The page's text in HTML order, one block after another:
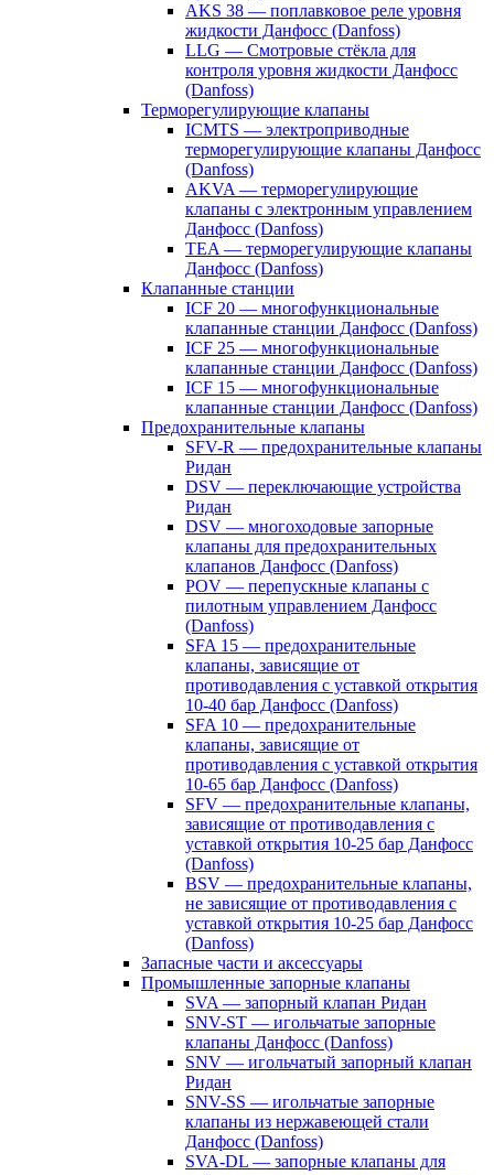
AKS 38 — поплавковое реле уровня
жидкости Данфосс (Danfoss)
LLG — Смотровые стёкла для
контроля уровня жидкости Данфосс
(Danfoss)
Терморегулирующие клапаны
ICMTS — электроприводные
терморегулирующие клапаны Данфосс
(Danfoss)
AKVA — терморегулирующие
клапаны с электронным управлением
Данфосс (Danfoss)
TEA — терморегулирующие клапаны
Данфосс (Danfoss)
Клапанные станции
ICF 20 — многофункциональные
клапанные станции Данфосс (Danfoss)
ICF 25 — многофункциональные
клапанные станции Данфосс (Danfoss)
ICF 15 — многофункциональные
клапанные станции Данфосс (Danfoss)
Предохранительные клапаны
SFV-R — предохранительные клапаны
Ридан
DSV — переключающие устройства
Ридан
DSV — многоходовые запорные
клапаны для предохранительных
клапанов Данфосс (Danfoss)
POV — перепускные клапаны с
пилотным управлением Данфосс
(Danfoss)
SFA 15 — предохранительные
клапаны, зависящие от
противодавления с уставкой открытия
10-40 бар Данфосс (Danfoss)
SFA 10 — предохранительные
клапаны, зависящие от
противодавления с уставкой открытия
10-65 бар Данфосс (Danfoss)
SFV — предохранительные клапаны,
зависящие от противодавления с
уставкой открытия 10-25 бар Данфосс
(Danfoss)
BSV — предохранительные клапаны,
не зависящие от противодавления с
уставкой открытия 10-25 бар Данфосс
(Danfoss)
Запасные части и аксессуары
Промышленные запорные клапаны
SVA — запорный клапан Ридан
SNV-ST — игольчатые запорные
клапаны Данфосс (Danfoss)
SNV — игольчатый запорный клапан
Ридан
SNV-SS — игольчатые запорные
клапаны из нержавеющей стали
Данфосс (Danfoss)
SVA-DL — запорные клапаны для